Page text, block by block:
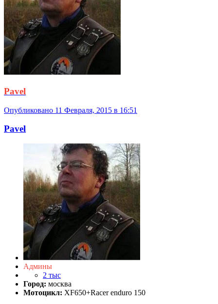
Pavel
Опубликовано 11 Февраля, 2015 в 16:51
Pavel
Админы
2 тыс
Город: москва
Мотоцикл: XF650+Racer enduro 150